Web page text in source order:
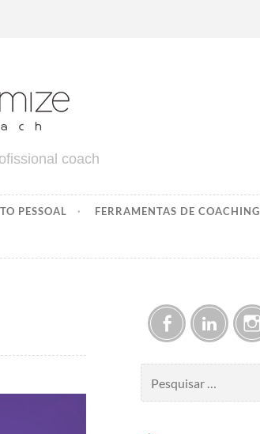
coach
PESSOAL FERRAMENTAS DE COACHING
por: